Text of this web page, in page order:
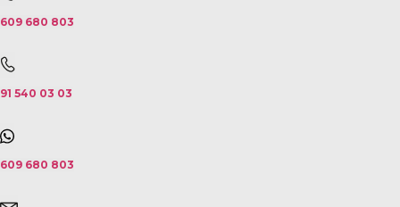
609 680 803
91 540 03 03
609 680 803